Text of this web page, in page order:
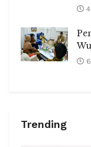
Trending